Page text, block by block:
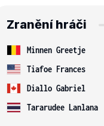
Zranění hráči
Minnen Greetje
Tiafoe Frances
Diallo Gabriel
Tararudee Lanlana